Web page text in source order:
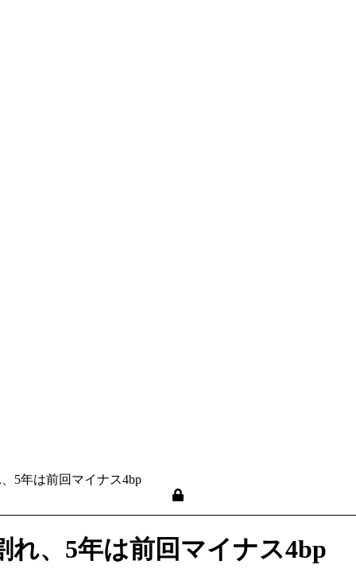
5年は前回マイナス4bp
、5年は前回マイナス4bp